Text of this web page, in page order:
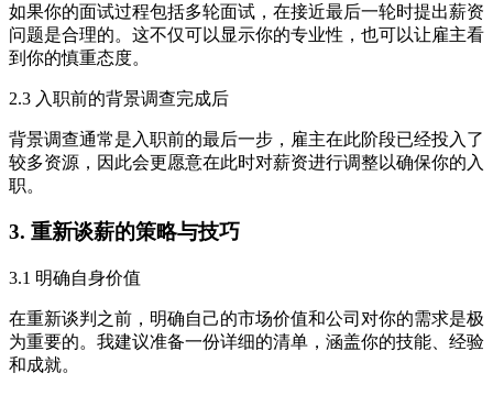
如果你的面试过程包括多轮面试，在接近最后一轮时提出薪资
问题是合理的。这不仅可以显示你的专业性，也可以让雇主看
到你的慎重态度。
2.3 入职前的背景调查完成后
背景调查通常是入职前的最后一步，雇主在此阶段已经投入了
较多资源，因此会更愿意在此时对薪资进行调整以确保你的入
职。
3. 重新谈薪的策略与技巧
3.1 明确自身价值
在重新谈判之前，明确自己的市场价值和公司对你的需求是极
为重要的。我建议准备一份详细的清单，涵盖你的技能、经验
和成就。